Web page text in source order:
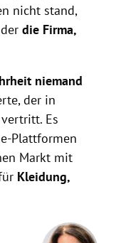
nicht stand,
die Firma,
niemand
der in
Es
Plattformen
Markt mit
Kleidung,